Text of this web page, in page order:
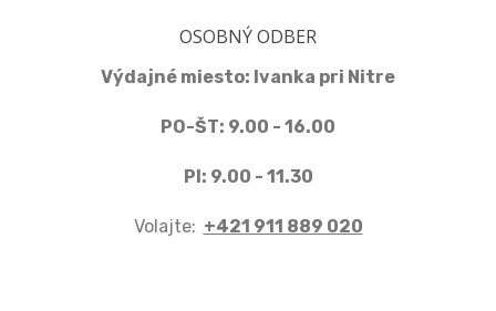
OSOBNÝ ODBER
Výdajné miesto: Ivanka pri Nitre
PO-ŠT: 9.00 - 16.00
PI: 9.00 - 11.30
Volajte: +421 911 889 020